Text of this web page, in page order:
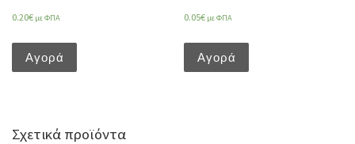
0.20€ με ΦΠΑ
Αγορά
0.05€ με ΦΠΑ
Αγορά
Σχετικά προϊόντα